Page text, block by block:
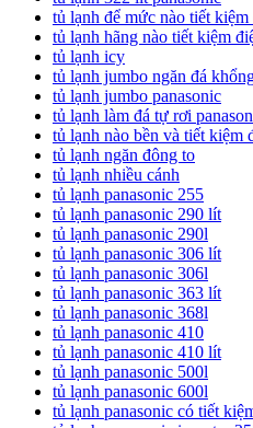
tủ lạnh để mức nào tiết kiệm
tủ lạnh hãng nào tiết kiệm
tủ lạnh icy
tủ lạnh jumbo ngăn đá
tủ lạnh jumbo panasonic
tủ lạnh làm đá tự rơi
tủ lạnh nào bền và tiết kiệm
tủ lạnh ngăn đông to
tủ lạnh nhiều cánh
tủ lạnh panasonic 255
tủ lạnh panasonic 290 lít
tủ lạnh panasonic 290l
tủ lạnh panasonic 306 lít
tủ lạnh panasonic 306l
tủ lạnh panasonic 363 lít
tủ lạnh panasonic 368l
tủ lạnh panasonic 410
tủ lạnh panasonic 410 lít
tủ lạnh panasonic 500l
tủ lạnh panasonic 600l
tủ lạnh panasonic có tiết